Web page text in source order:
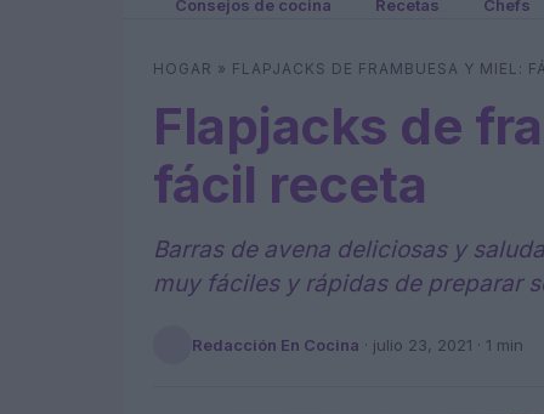
Consejos de cocina Recetas Chefs
HOGAR » FLAPJACKS DE FRAMBUESA Y MIEL:
Flapjacks de
fácil receta
Barras de avena deliciosas y
muy fáciles y rápidas de preparar
Redacción En Cocina · julio 23, 2021 · 1 min